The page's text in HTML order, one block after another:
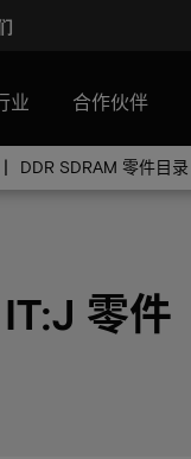
业 合作伙伴
DDR SDRAM 零件目录
零件